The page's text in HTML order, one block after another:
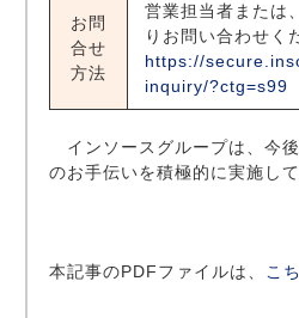
お問
合せ
方法
営業担当者または
りお問い合わせく
https://
inquiry/?ctg=s99
インソースグループは、今
のお手伝いを積極的に実施して
本記事のPDFファイルは、 こ